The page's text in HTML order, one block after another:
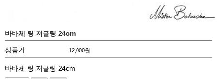
바바체 링 저글링 24cm
상품가 12,000원
바바체 링 저글링 24cm